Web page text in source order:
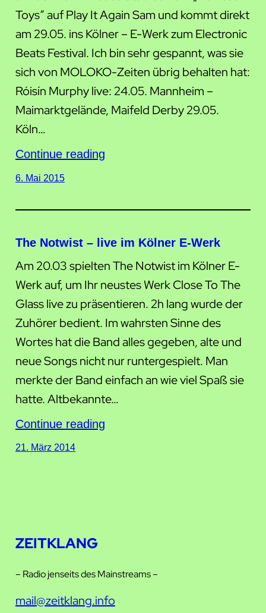
Toys“ auf Play It Again Sam und kommt direkt
am 29.05. ins Kölner – E-Werk zum Electronic
Beats Festival. Ich bin sehr gespannt, was sie
sich von MOLOKO-Zeiten übrig behalten hat:
Róisín Murphy live: 24.05. Mannheim –
Maimarktgelände, Maifeld Derby 29.05.
Köln…
Continue reading
6. Mai 2015
The Notwist – live im Kölner E-Werk
Am 20.03 spielten The Notwist im Kölner E-
Werk auf, um Ihr neustes Werk Close To The
Glass live zu präsentieren. 2h lang wurde der
Zuhörer bedient. Im wahrsten Sinne des
Wortes hat die Band alles gegeben, alte und
neue Songs nicht nur runtergespielt. Man
merkte der Band einfach an wie viel Spaß sie
hatte. Altbekannte…
Continue reading
21. März 2014
ZEITKLANG
– Radio jenseits des Mainstreams –
mail@zeitklang.info